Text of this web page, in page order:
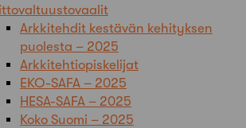
Arkkitehdit kestävän kehityksen
puolesta – 2025
Arkkitehtiopiskelijat
EKO-SAFA – 2025
HESA-SAFA – 2025
Koko Suomi – 2025